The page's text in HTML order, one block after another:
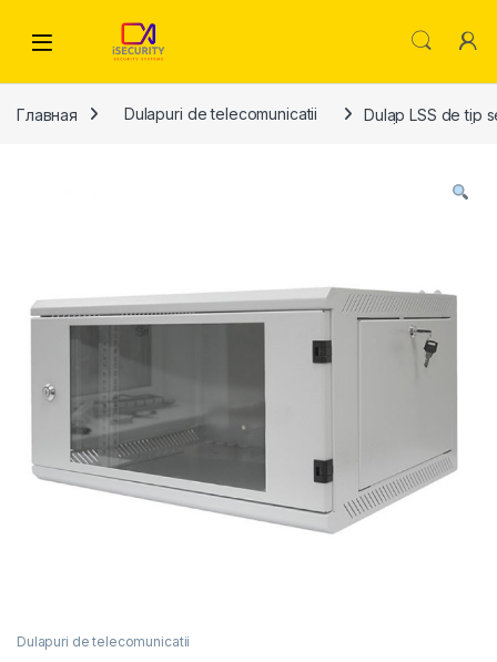
Главная Dulapuri de telecomunicatii Dulap LSS de tip
Dulapuri de telecomunicatii